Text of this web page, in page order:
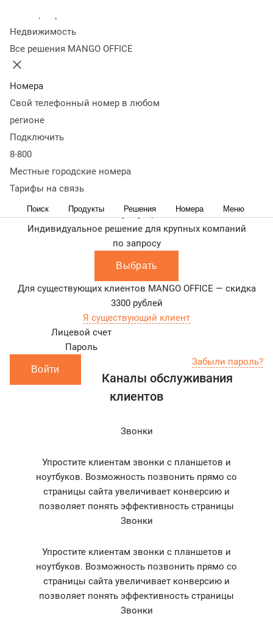
Недвижимость
Все решения MANGO OFFICE
Номера
Свой телефонный номер в любом
регионе
Подключить
8-800
Местные городские номера
Тарифы на связь
Поиск Продукты Решения Номера Меню
Для расширенных контакт-центров и роста
Выбрать
Для профессиональных контакт-центров и
13 400
Корпорация
Индивидуальное решение для крупных компаний
по запросу
Выбрать
Для существующих клиентов MANGO OFFICE — скидка
3300 рублей
Я существующий клиент
Лицевой счет
Пароль
Войти
Забыли пароль?
Каналы обслуживания
клиентов
Звонки
Упростите клиентам звонки с планшетов и
ноутбуков. Возможность позвонить прямо со
страницы сайта увеличивает конверсию и
позволяет понять эффективность страницы
Звонки
Упростите клиентам звонки с планшетов и
ноутбуков. Возможность позвонить прямо со
страницы сайта увеличивает конверсию и
позволяет понять эффективность страницы
Звонки